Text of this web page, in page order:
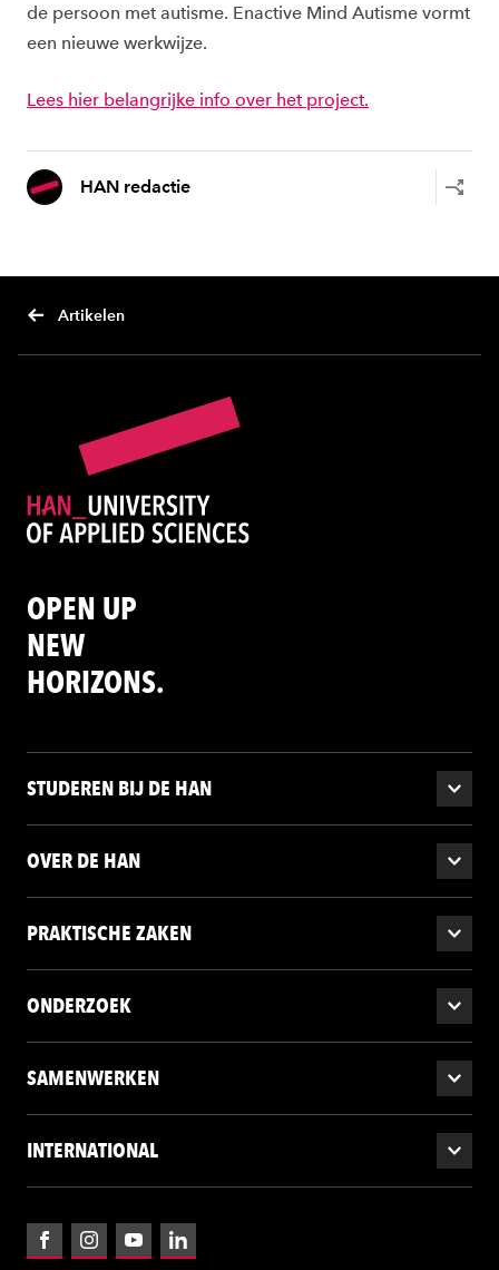
de persoon met autisme. Enactive Mind Autisme vormt
een nieuwe werkwijze.
Lees hier belangrijke info over het project.
HAN redactie
Artikelen
OPEN UP
NEW
HORIZONS.
STUDEREN BIJ DE HAN
OVER DE HAN
PRAKTISCHE ZAKEN
ONDERZOEK
SAMENWERKEN
INTERNATIONAL
FacebookInstagramYouTubeLinkedIn